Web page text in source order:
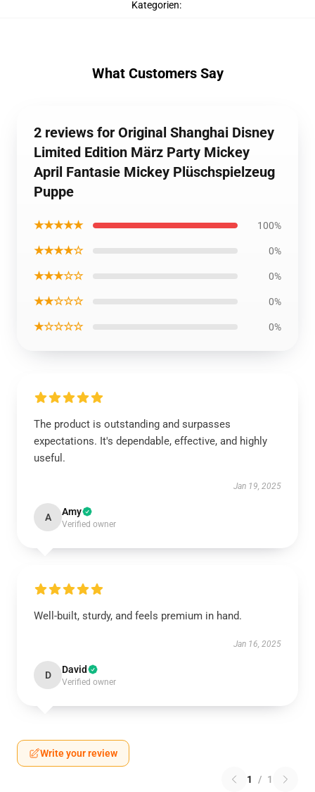
Kategorien:
What Customers Say
2 reviews for Original Shanghai Disney
Limited Edition März Party Mickey
April Fantasie Mickey Plüschspielzeug
Puppe
★★★★★ 100%
★★★★☆ 0%
★★★☆☆ 0%
★★☆☆☆ 0%
★☆☆☆☆ 0%
The product is outstanding and surpasses
expectations. It's dependable, effective, and highly
useful.
Jan 19, 2025
A Amy
Verified owner
Well-built, sturdy, and feels premium in hand.
Jan 16, 2025
D David
Verified owner
Write your review
1 / 1